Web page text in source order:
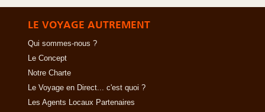
LE VOYAGE AUTREMENT
Qui sommes-nous ?
Le Concept
Notre Charte
Le Voyage en Direct... c'est quoi ?
Les Agents Locaux Partenaires